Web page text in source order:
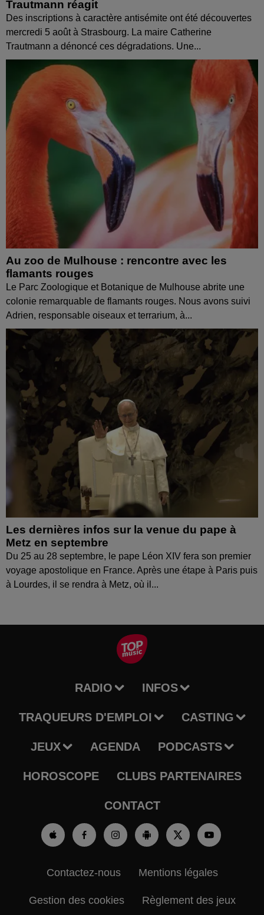
Trautmann réagit
Des inscriptions à caractère antisémite ont été découvertes
mercredi 5 août à Strasbourg. La maire Catherine
Trautmann a dénoncé ces dégradations. Une...
Au zoo de Mulhouse : rencontre avec les
flamants rouges
Le Parc Zoologique et Botanique de Mulhouse abrite une
colonie remarquable de flamants rouges. Nous avons suivi
Adrien, responsable oiseaux et terrarium, à...
Les dernières infos sur la venue du pape à
Metz en septembre
Du 25 au 28 septembre, le pape Léon XIV fera son premier
voyage apostolique en France. Après une étape à Paris puis
à Lourdes, il se rendra à Metz, où il...
RADIO INFOS
TRAQUEURS D'EMPLOI CASTING
JEUX AGENDA PODCASTS
HOROSCOPE CLUBS PARTENAIRES
CONTACT
Contactez-nous Mentions légales
Gestion des cookies Règlement des jeux